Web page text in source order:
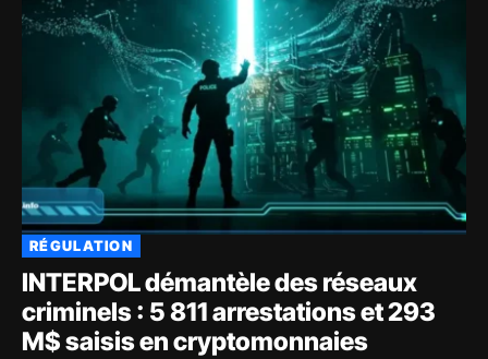
RÉGULATION
INTERPOL démantèle des réseaux
criminels : 5 811 arrestations et 293
M$ saisis en cryptomonnaies